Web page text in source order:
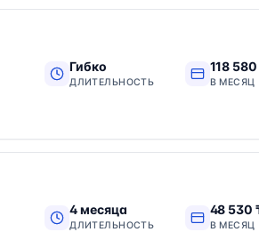
Гибко
ДЛИТЕЛЬНОСТЬ
118
В МЕСЯЦ
4 месяца
ДЛИТЕЛЬНОСТЬ
48 530
В МЕСЯЦ